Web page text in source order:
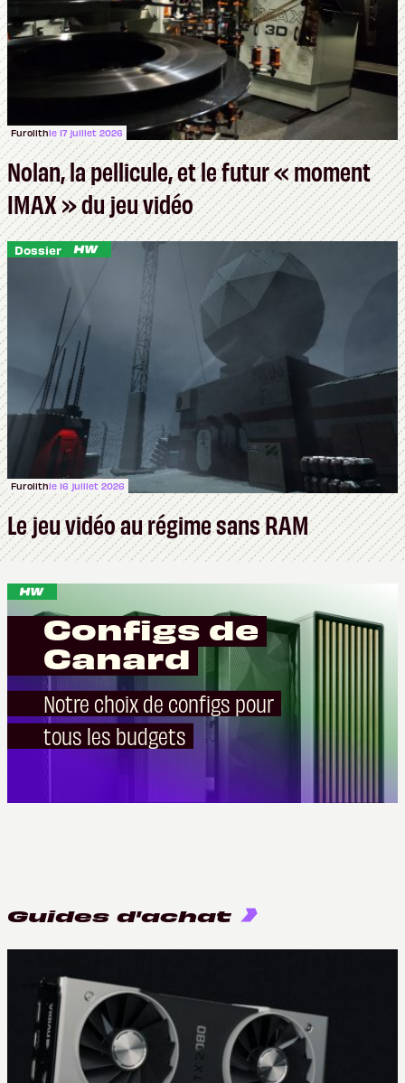
Furolithle 17 juillet 2026
Nolan, la pellicule, et le futur « moment
IMAX » du jeu vidéo
Dossier
Furolithle 16 juillet 2026
Le jeu vidéo au régime sans RAM
Configs de
Canard
Notre choix de configs pour
tous les budgets
Guides d'achat